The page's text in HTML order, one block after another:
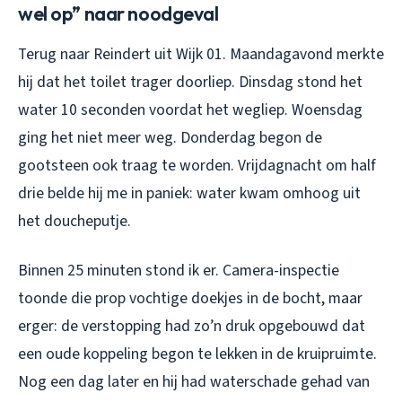
wel op” naar noodgeval
Terug naar Reindert uit Wijk 01. Maandagavond merkte
hij dat het toilet trager doorliep. Dinsdag stond het
water 10 seconden voordat het wegliep. Woensdag
ging het niet meer weg. Donderdag begon de
gootsteen ook traag te worden. Vrijdagnacht om half
drie belde hij me in paniek: water kwam omhoog uit
het doucheputje.
Binnen 25 minuten stond ik er. Camera-inspectie
toonde die prop vochtige doekjes in de bocht, maar
erger: de verstopping had zo’n druk opgebouwd dat
een oude koppeling begon te lekken in de kruipruimte.
Nog een dag later en hij had waterschade gehad van